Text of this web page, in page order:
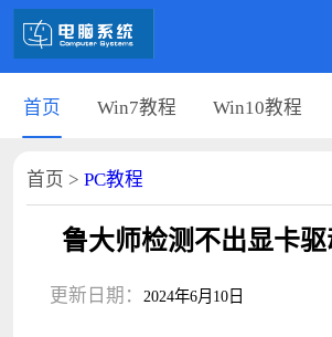
首页 Win7教程 Win10教程
首页 > PC教程
鲁大师检测不出显卡
更新日期： 2024年6月10日